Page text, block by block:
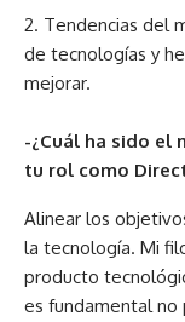
Tendencias del
de tecnologías y
mejorar.
-¿Cuál ha sido el
tu rol como
Alinear los
la tecnología. Mi
producto
es fundamental no